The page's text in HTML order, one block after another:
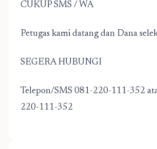
CUKUP SMS / WA
Petugas kami datang dan Dana
SEGERA HUBUNGI
Telepon/SMS 081-220-111-352
220-111-352